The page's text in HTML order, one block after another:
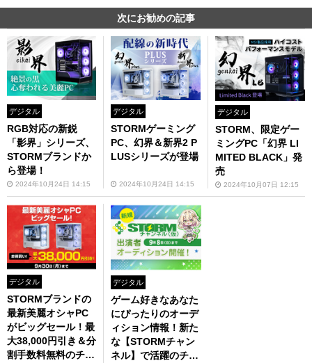
次にお勧めの記事
デジタル
RGB対応の新鋭
「影界」シリーズ、
STORMブランドか
ら登場！
2024年10月24日 14:15
デジタル
STORMゲーミング
PC、幻界＆新界2 P
LUSシリーズが登場
2024年10月24日 14:15
デジタル
STORM、限定ゲー
ミングPC「幻界 LI
MITED BLACK」発
売
2024年10月07日 12:15
デジタル
STORMブランドの
最新美麗オシャPC
がビッグセール！最
大38,000円引き＆分
割手数料無料のチャ
デジタル
ゲーム好きなあなた
にぴったりのオーデ
ィション情報！新た
な【STORMチャン
ネル】で活躍のチャ